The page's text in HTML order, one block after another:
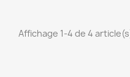
Affichage 1-4 de 4